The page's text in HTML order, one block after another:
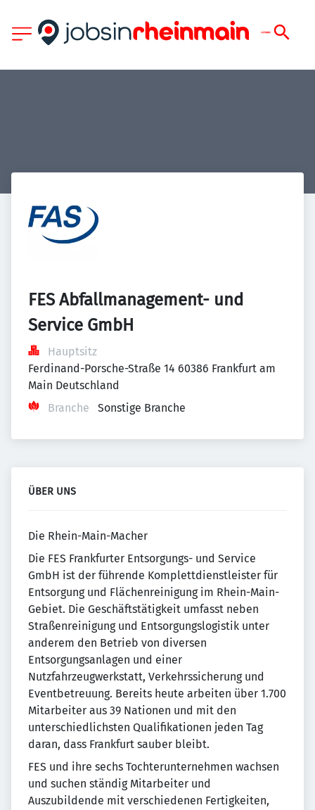
FES Abfallmanagement- und
Service GmbH
Hauptsitz
Ferdinand-Porsche-Straße 14 60386 Frankfurt am
Main Deutschland
Branche
Sonstige Branche
ÜBER UNS
Die Rhein-Main-Macher
Die FES Frankfurter Entsorgungs- und Service
GmbH ist der führende Komplettdienstleister für
Entsorgung und Flächenreinigung im Rhein-Main-
Gebiet. Die Geschäftstätigkeit umfasst neben
Straßenreinigung und Entsorgungslogistik unter
anderem den Betrieb von diversen
Entsorgungsanlagen und einer
Nutzfahrzeugwerkstatt, Verkehrssicherung und
Eventbetreuung. Bereits heute arbeiten über 1.700
Mitarbeiter aus 39 Nationen und mit den
unterschiedlichsten Qualifikationen jeden Tag
daran, dass Frankfurt sauber bleibt.
FES und ihre sechs Tochterunternehmen wachsen
und suchen ständig Mitarbeiter und
Auszubildende mit verschiedenen Fertigkeiten,